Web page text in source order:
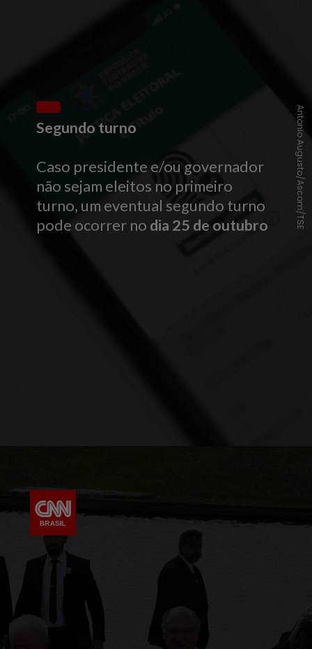
Segundo turno
Caso presidente e/ou governador
não sejam eleitos no primeiro
turno, um eventual segundo turno
pode ocorrer no dia 25 de outubro Antonio Augusto/Ascom/TSE